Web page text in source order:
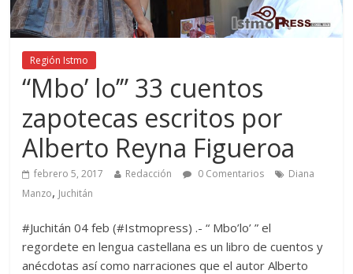
Región Istmo
“Mbo’ lo’” 33 cuentos
zapotecas escritos por
Alberto Reyna Figueroa
febrero 5, 2017 Redacción 0 Comentarios
Diana
Manzo, Juchitán
#Juchitán 04 feb (#Istmopress) .- “ Mbo’lo’ ” el
regordete en lengua castellana es un libro de cuentos y
anécdotas así como narraciones que el autor Alberto